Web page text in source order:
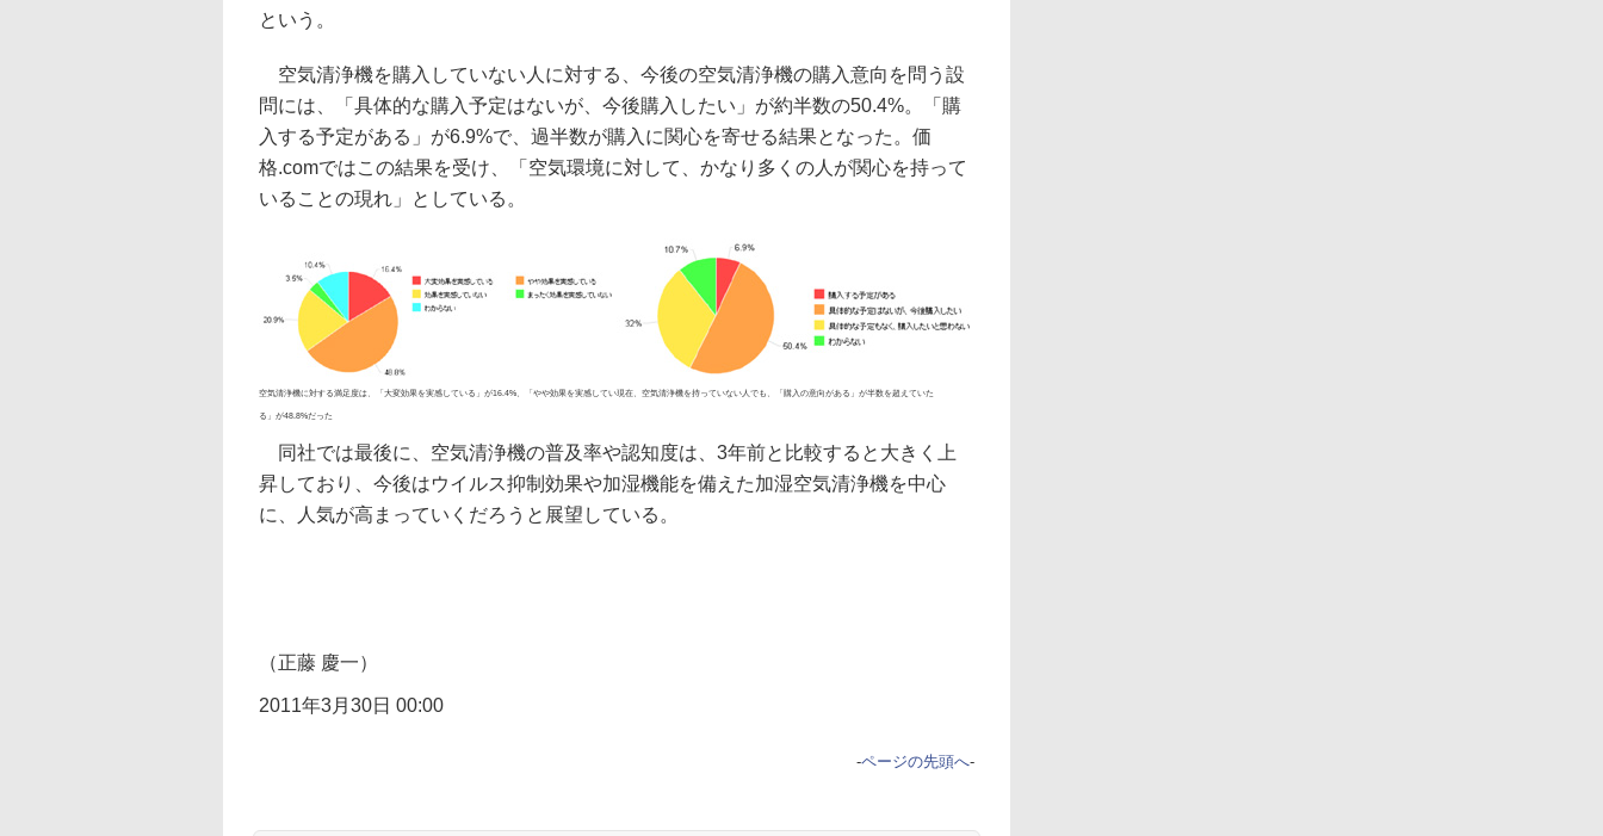
という。
空気清浄機を購入していない人に対する、今後の空気清浄機の購入意向を問う設
問には、「具体的な購入予定はないが、今後購入したい」が約半数の50.4%。「購
入する予定がある」が6.9%で、過半数が購入に関心を寄せる結果となった。価
格.comではこの結果を受け、「空気環境に対して、かなり多くの人が関心を持って
いることの現れ」としている。
空気清浄機に対する満足度は、「大変効果を実感している」が16.4%、「やや効果を実感してい
る」が48.8%だった
現在、空気清浄機を持っていない人でも、「購入の意向がある」が半数を超えていた
同社では最後に、空気清浄機の普及率や認知度は、3年前と比較すると大きく上
昇しており、今後はウイルス抑制効果や加湿機能を備えた加湿空気清浄機を中心
に、人気が高まっていくだろうと展望している。
（正藤 慶一）
2011年3月30日 00:00
-ページの先頭へ-